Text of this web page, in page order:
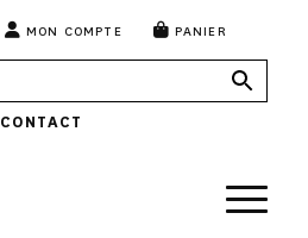
MON COMPTE PANIER
CONTACT